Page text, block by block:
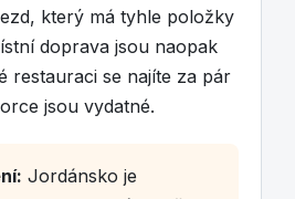
který má tyhle položky
doprava jsou naopak
restauraci se najíte za pár
jsou vydatné.
Jordánsko je